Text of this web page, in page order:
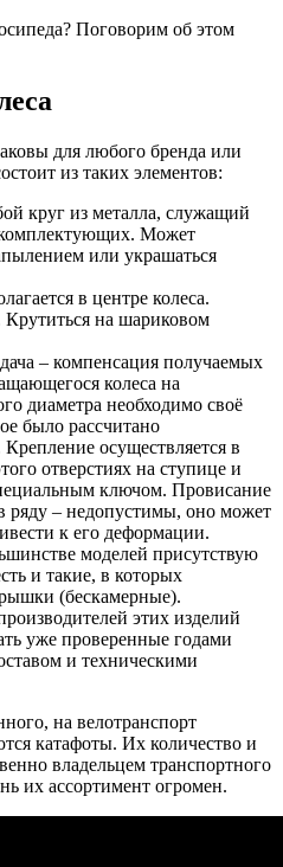
Поговорим об этом
для любого бренда или
из таких элементов:
круг из металла, служащий
комплектующих. Может
или украшаться
в центре колеса.
на шариковом
– компенсация получаемых
колеса на
диаметра необходимо своё
было рассчитано
осуществляется в
отверстиях на ступице и
ключом. Провисание
ряду – недопустимы, оно может
к его деформации.
моделей присутствую
и такие, в которых
(бескамерные).
этих изделий
уже проверенные годами
и техническими
на велотранспорт
катафоты. Их количество и
владельцем транспортного
их ассортимент огромен.